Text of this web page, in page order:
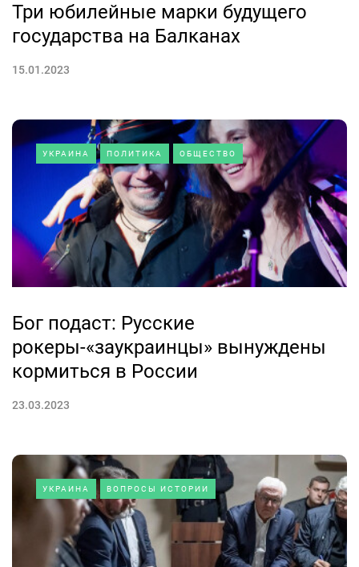
Три юбилейные марки будущего
государства на Балканах
15.01.2023
УКРАИНА ПОЛИТИКА ОБЩЕСТВО
Бог подаст: Русские
рокеры-«заукраинцы» вынуждены
кормиться в России
23.03.2023
УКРАИНА ВОПРОСЫ ИСТОРИИ